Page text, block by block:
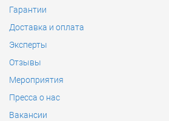
Гарантии
Доставка и оплата
Эксперты
Отзывы
Мероприятия
Пресса о нас
Вакансии